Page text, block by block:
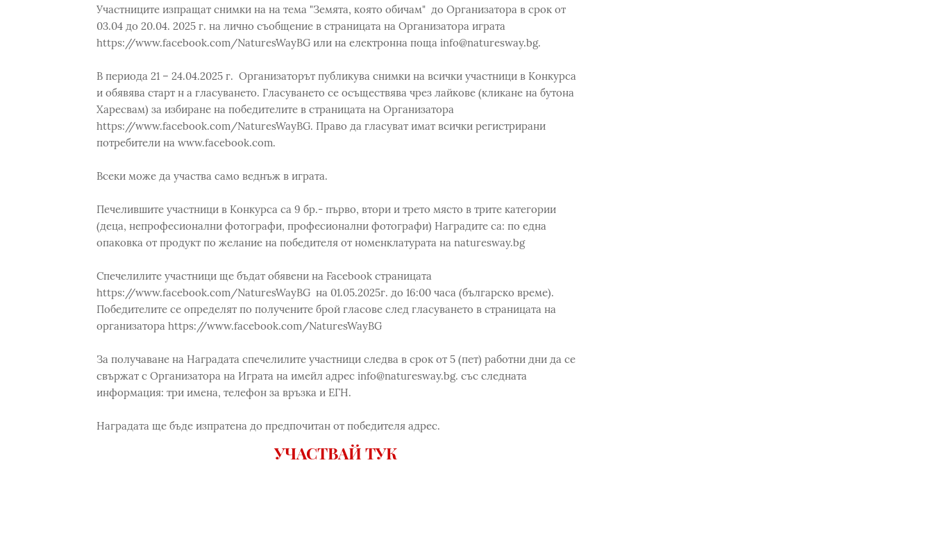
Участниците изпращат снимки на на тема "Земята, която обичам" до Организатора в срок от
03.04 до 20.04. 2025 г. на лично съобщение в страницата на Организатора играта
https://www.facebook.com/NaturesWayBG или на електронна поща info@naturesway.bg.
В периода 21 – 24.04.2025 г. Организаторът публикува снимки на всички участници в Конкурса
и обявява старт н а гласуването. Гласуването се осъществява чрез лайкове (кликане на бутона
Харесвам) за избиране на победителите в страницата на Организатора
https://www.facebook.com/NaturesWayBG. Право да гласуват имат всички регистрирани
потребители на www.facebook.com.
Всеки може да участва само веднъж в играта.
Печелившите участници в Конкурса са 9 бр.- първо, втори и трето място в трите категории
(деца, непрофесионални фотографи, професионални фотографи) Наградите са: по една
опаковка от продукт по желание на победителя от номенклатурата на naturesway.bg
Спечелилите участници ще бъдат обявени на Facebook страницата
https://www.facebook.com/NaturesWayBG на 01.05.2025г. до 16:00 часа (българско време).
Победителите се определят по получените брой гласове след гласуването в страницата на
организатора https://www.facebook.com/NaturesWayBG
За получаване на Наградата спечелилите участници следва в срок от 5 (пет) работни дни да се
свържат с Организатора на Играта на имейл адрес info@naturesway.bg. със следната
информация: три имена, телефон за връзка и ЕГН.
Наградата ще бъде изпратена до предпочитан от победителя адрес.
УЧАСТВАЙ ТУК